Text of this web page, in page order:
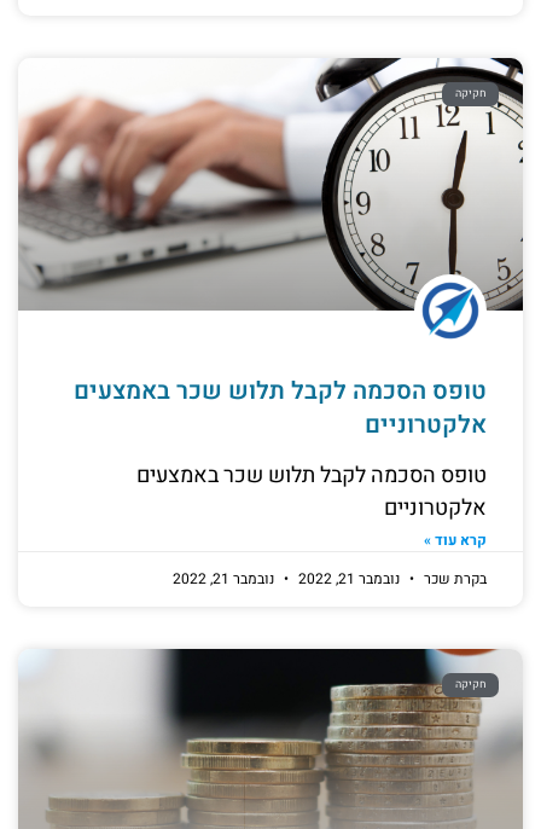
חקיקה
טופס הסכמה לקבל תלוש שכר באמצעים
אלקטרוניים
טופס הסכמה לקבל תלוש שכר באמצעים
אלקטרוניים
קרא עוד »
בקרת שכר
נובמבר 21, 2022 נובמבר 21, 2022
חקיקה